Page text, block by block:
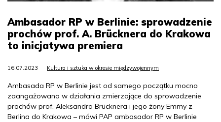
Ambasador RP w Berlinie: sprowadzenie
prochów prof. A. Brücknera do Krakowa
to inicjatywa premiera
16.07.2023 Kultura i sztuka w okresie międzywojennym
Ambasada RP w Berlinie jest od samego początku mocno
zaangażowana w działania zmierzające do sprowadzenie
prochów prof. Aleksandra Brücknera i jego żony Emmy z
Berlina do Krakowa – mówi PAP ambasador RP w Berlinie